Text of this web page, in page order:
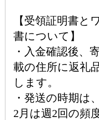
【受領証明書と
書について】
・入金確認後、
載の住所に返礼
します。
・発送の時期は
2月は週2回の頻